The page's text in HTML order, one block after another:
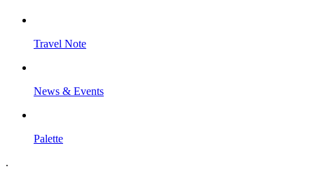
Travel Note
News & Events
Palette
.